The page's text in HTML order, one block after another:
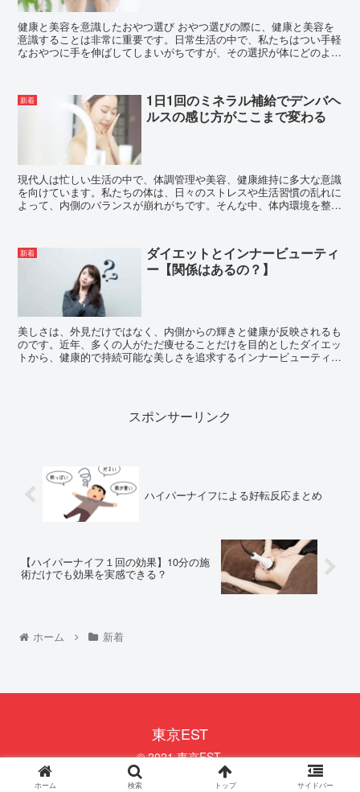
健康と美容を意識したおやつ選び おやつ選びの際に、健康と美容を
意識することは非常に重要です。日常生活の中で、私たちはつい手軽
なおやつに手を伸ばしてしまいがちですが、その選択が体にどのよう
新着
1日1回のミネラル補給でデンバヘ
ルスの感じ方がここまで変わる
現代人は忙しい生活の中で、体調管理や美容、健康維持に多大な意識
を向けています。私たちの体は、日々のストレスや生活習慣の乱れに
よって、内側のバランスが崩れがちです。そんな中、体内環境を整え
新着
ダイエットとインナービューティ
ー【関係はあるの？】
美しさは、外見だけではなく、内側からの輝きと健康が反映されるも
のです。近年、多くの人がただ痩せることだけを目的としたダイエッ
トから、健康的で持続可能な美しさを追求するインナービューティー
スポンサーリンク
ハイパーナイフによる好転反応まとめ
【ハイパーナイフ１回の効果】10分の施
術だけでも効果を実感できる？
ホーム 新着
東京EST
© 2021 東京EST.
ホーム 検索 トップ サイドバー